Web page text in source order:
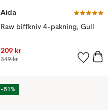
Aida
Raw biffkniv 4-pakning, Gull
209 kr
349 kr
-51%